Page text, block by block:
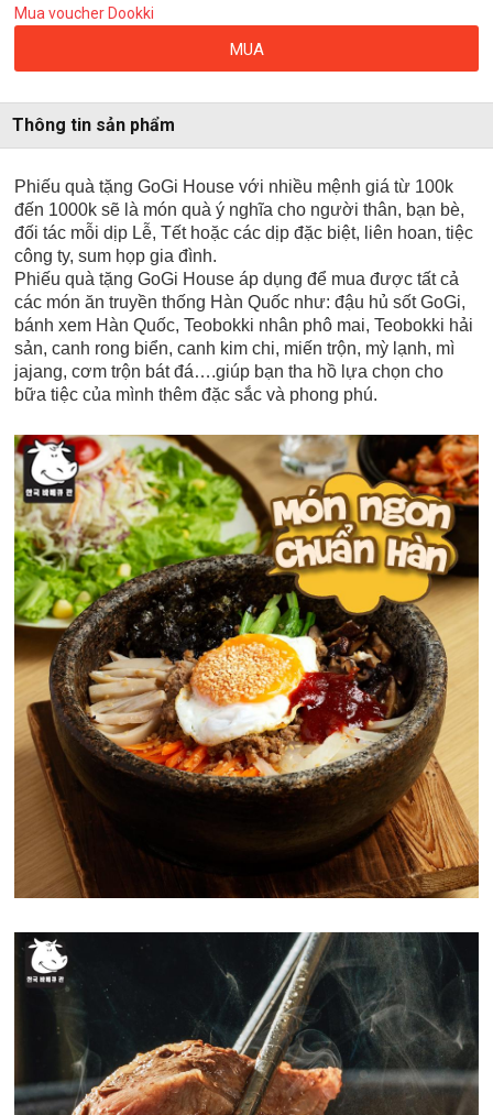
Mua voucher Dookki
MUA
Thông tin sản phẩm
Phiếu quà tặng GoGi House với nhiều mệnh giá từ 100k
đến 1000k sẽ là món quà ý nghĩa cho người thân, bạn bè,
đối tác mỗi dịp Lễ, Tết hoặc các dịp đặc biệt, liên hoan, tiệc
công ty, sum họp gia đình.
Phiếu quà tặng GoGi House áp dụng để mua được tất cả
các món ăn truyền thống Hàn Quốc như: đậu hủ sốt GoGi,
bánh xem Hàn Quốc, Teobokki nhân phô mai, Teobokki hải
sản, canh rong biển, canh kim chi, miến trộn, mỳ lạnh, mì
jajang, cơm trộn bát đá….giúp bạn tha hồ lựa chọn cho
bữa tiệc của mình thêm đặc sắc và phong phú.